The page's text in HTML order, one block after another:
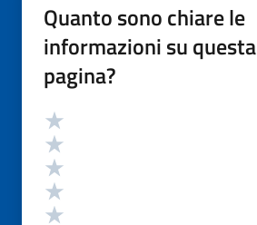
Quanto sono chiare le
informazioni su questa
pagina?
Valutazione